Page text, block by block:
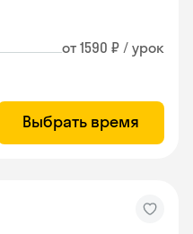
от 1590 ₽ / урок
Выбрать время